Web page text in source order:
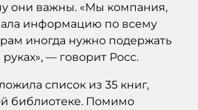
они важны. «Мы компания,
информацию по всему
иногда нужно подержать
— говорит Росс.
список из 35 книг,
библиотеке. Помимо